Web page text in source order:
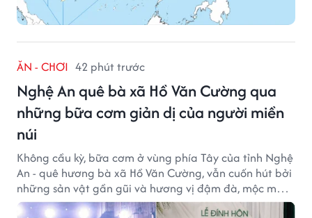
ĂN - CHƠI 42 phút trước
Nghệ An quê bà xã Hồ Văn Cường qua
những bữa cơm giản dị của người miền
núi
Không cầu kỳ, bữa cơm ở vùng phía Tây của tỉnh Nghệ
An - quê hương bà xã Hồ Văn Cường, vẫn cuốn hút bởi
những sản vật gần gũi và hương vị đậm đà, mộc mạc
của núi rừng.